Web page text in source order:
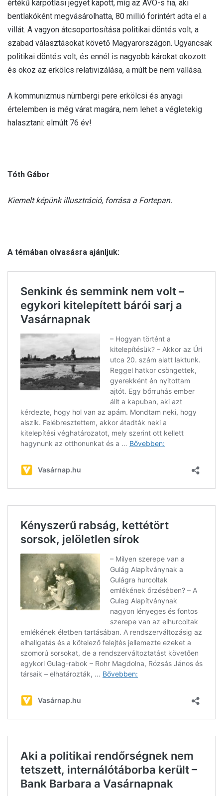
értékű kárpótlási jegyet kapott, míg az ÁVO-s fia, aki
bentlakóként megvásárolhatta, 80 millió forintért adta el a
villát. A vagyon átcsoportosítása politikai döntés volt, a
szabad választásokat követő Magyarországon. Ugyancsak
politikai döntés volt, és ennél is nagyobb károkat okozott
és okoz az erkölcs relativizálása, a múlt be nem vallása.
A kommunizmus nürnbergi pere erkölcsi és anyagi
értelemben is még várat magára, nem lehet a végletekig
halasztani: elmúlt 76 év!
Tóth Gábor
Kiemelt képünk illusztráció, forrása a Fortepan.
A témában olvasásra ajánljuk: